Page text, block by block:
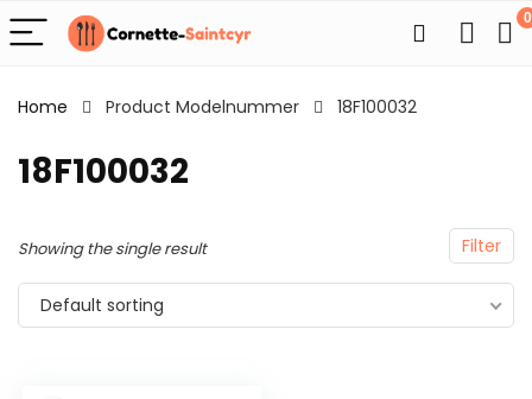
0
Home Product Modelnummer 18F100032
18F100032
Filter
Showing the single result
Default sorting